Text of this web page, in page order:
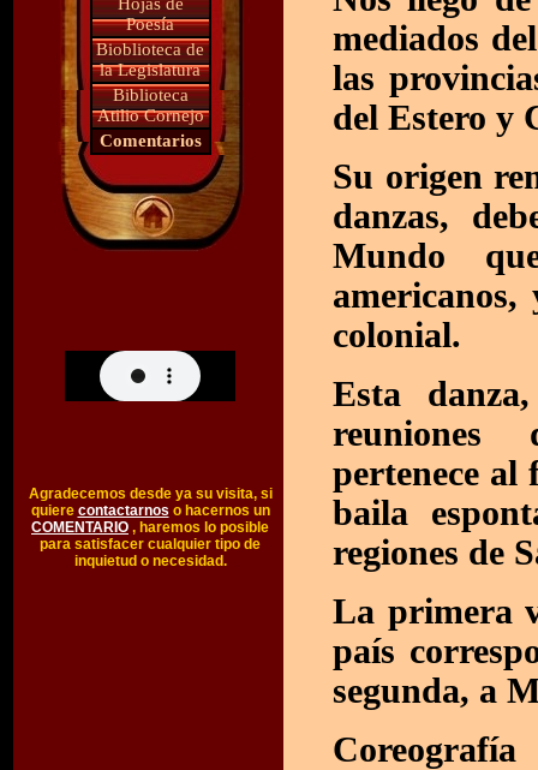
Poesía
Bioblioteca de
la Legislatura
Biblioteca
Atilio Cornejo
Comentarios
Agradecemos desde ya su visita, si
quiere contactarnos o hacernos un
COMENTARIO , haremos lo posible
para satisfacer cualquier tipo de
inquietud o necesidad.
mediados
las
del Estero y
Su origen
danzas,
Mundo
americanos,
colonial.
Esta
reuniones
pertenece al
baila
regiones de
La primera
país
segunda, a
Coreografía